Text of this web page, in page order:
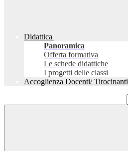
Didattica
Panoramica
Offerta formativa
Le schede didattiche
I progetti delle classi
Accoglienza Docenti/ Tirocinanti